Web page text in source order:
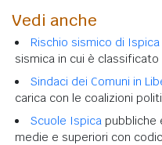
Vedi anche
Rischio sismico di Ispica
sismica in cui è
Sindaci dei Comuni in
carica con le coalizioni
Scuole Ispica pubbliche
medie e superiori con